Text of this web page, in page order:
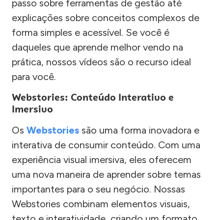
passo sobre ferramentas de gestão até
explicações sobre conceitos complexos de
forma simples e acessível. Se você é
daqueles que aprende melhor vendo na
prática, nossos vídeos são o recurso ideal
para você.
Webstories: Conteúdo Interativo e
Imersivo
Os Webstories são uma forma inovadora e
interativa de consumir conteúdo. Com uma
experiência visual imersiva, eles oferecem
uma nova maneira de aprender sobre temas
importantes para o seu negócio. Nossas
Webstories combinam elementos visuais,